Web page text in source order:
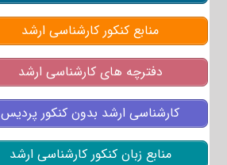
منابع کنکور کارشناسی ارشد
دفترچه های کارشناسی ارشد
کارشناسی ارشد بدون کنکور پردیس
منابع زبان کنکور کارشناسی ارشد